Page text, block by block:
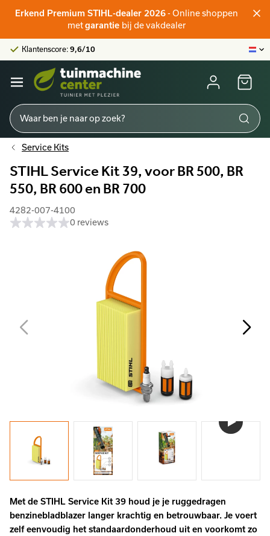
Erkend Premium STIHL-dealer 2026- Online shoppen
metgarantie bij de vakdealer
Officieel STIHL-verdeler
9,6/10
Grootste online aanbod
Officieel STIHL-verdeler
Klantenscore: 9,6/10
Service Kits
STIHL Service Kit 39, voor BR 500, BR
550, BR 600 en BR 700
4282-007-4100
0 reviews
Met de STIHL Service Kit 39 houd je je ruggedragen
benzinebladblazer langer krachtig en betrouwbaar. Je voert
zelf eenvoudig het standaardonderhoud uit en voorkomt zo